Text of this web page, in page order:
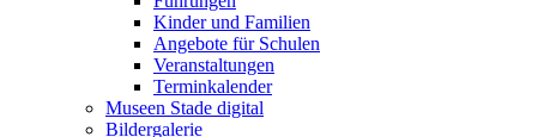
Kinder und Familien
Angebote für Schulen
Veranstaltungen
Terminkalender
Museen Stade digital
Bildergalerie